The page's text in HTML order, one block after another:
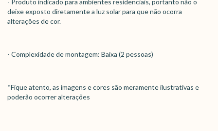
deixe exposto diretamente a luz solar para que não ocorra
alterações de cor.
- Complexidade de montagem: Baixa (2 pessoas)
*Fique atento, as imagens e cores são meramente ilustrativas e
poderão ocorrer alterações